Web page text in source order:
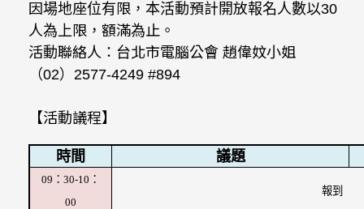
因場地座位有限，本活動預計開放報名人數以30
人為上限，額滿為止。
活動聯絡人：台北市電腦公會 趙偉妏小姐
（02）2577-4249 #894
【活動議程】
時間 議題
09 ：30-10：
00
報到